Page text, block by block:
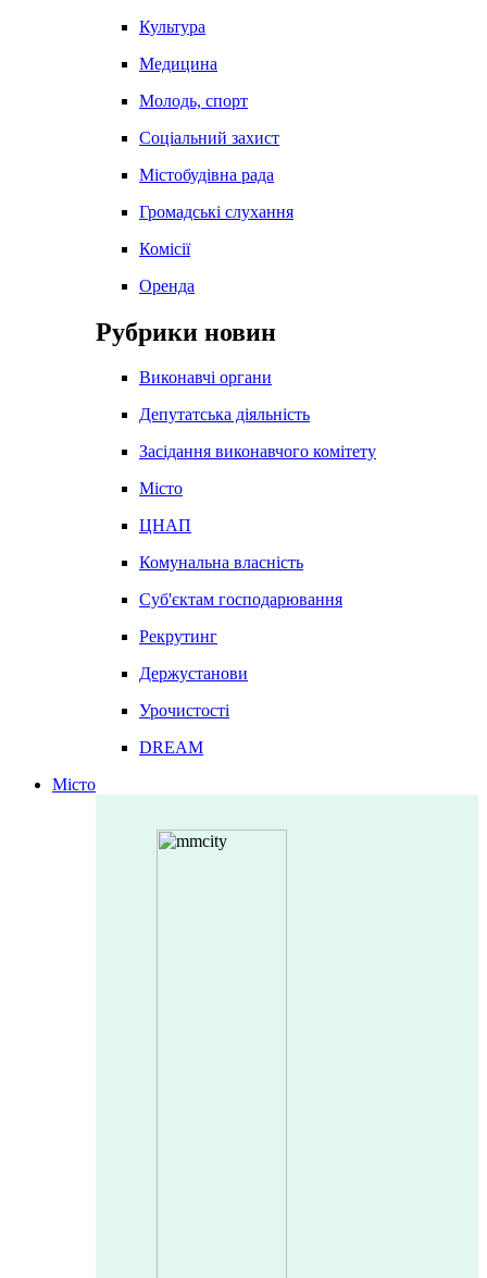
Культура
Медицина
Молодь, спорт
Соціальний захист
Містобудівна рада
Громадські слухання
Комісії
Оренда
Рубрики новин
Виконавчі органи
Депутатська діяльність
Засідання виконавчого комітету
Місто
ЦНАП
Комунальна власність
Суб'єктам господарювання
Рекрутинг
Держустанови
Урочистості
DREAM
Місто